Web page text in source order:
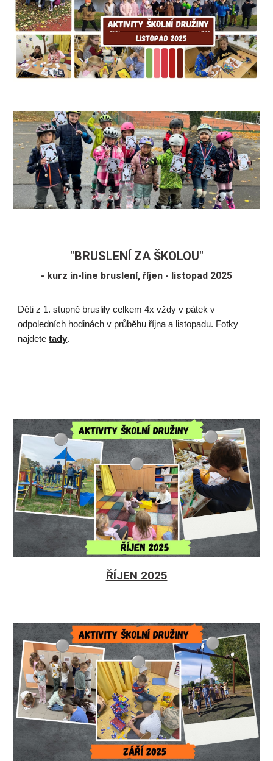
"BRUSLENÍ ZA ŠKOLOU"
- kurz in-line bruslení, říjen - listopad 2025
Děti z 1. stupně bruslily celkem 4x vždy v pátek v
odpoledních hodinách v průběhu října a listopadu. Fotky
najdetetady.
ŘÍJEN 2025